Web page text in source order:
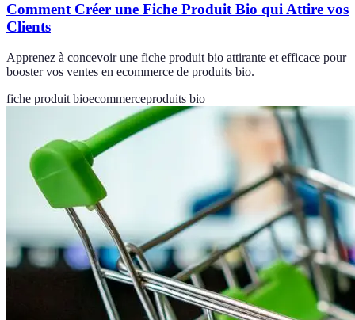
Comment Créer une Fiche Produit Bio qui Attire vos
Clients
Apprenez à concevoir une fiche produit bio attirante et efficace pour
booster vos ventes en ecommerce de produits bio.
fiche produit bioecommerceproduits bio